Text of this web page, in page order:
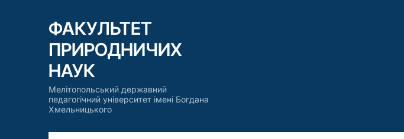
ФАКУЛЬТЕТ
ПРИРОДНИЧИХ
НАУК
Мелітопольський державний
педагогічний університет імені Богдана
Хмельницького